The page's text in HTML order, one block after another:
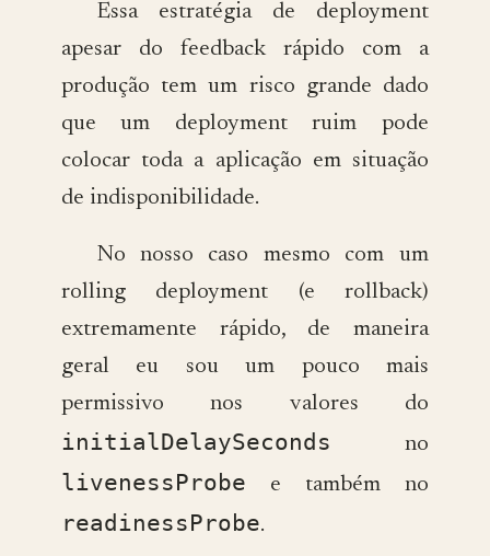
Essa estratégia de deployment
apesar do feedback rápido com a
produção tem um risco grande dado
que um deployment ruim pode
colocar toda a aplicação em situação
de indisponibilidade.
No nosso caso mesmo com um
rolling deployment (e rollback)
extremamente rápido, de maneira
geral eu sou um pouco mais
permissivo nos valores do
initialDelaySeconds no
livenessProbe e também no
readinessProbe.